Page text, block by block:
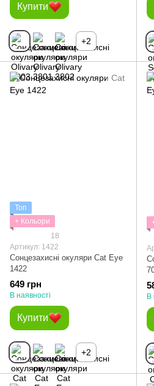
Купити
+2
Топ
+ Кольори
18
Артикул: 1422
Сонцезахисні окуляри Cat Eye
1422
649 грн
В наявності
Купити
+2
В